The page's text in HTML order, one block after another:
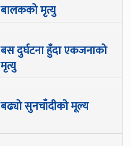
बालकको मृत्यु
बस दुर्घटना हुँदा एकजनाको
मृत्यु
बढ्यो सुनचाँदीको मूल्य